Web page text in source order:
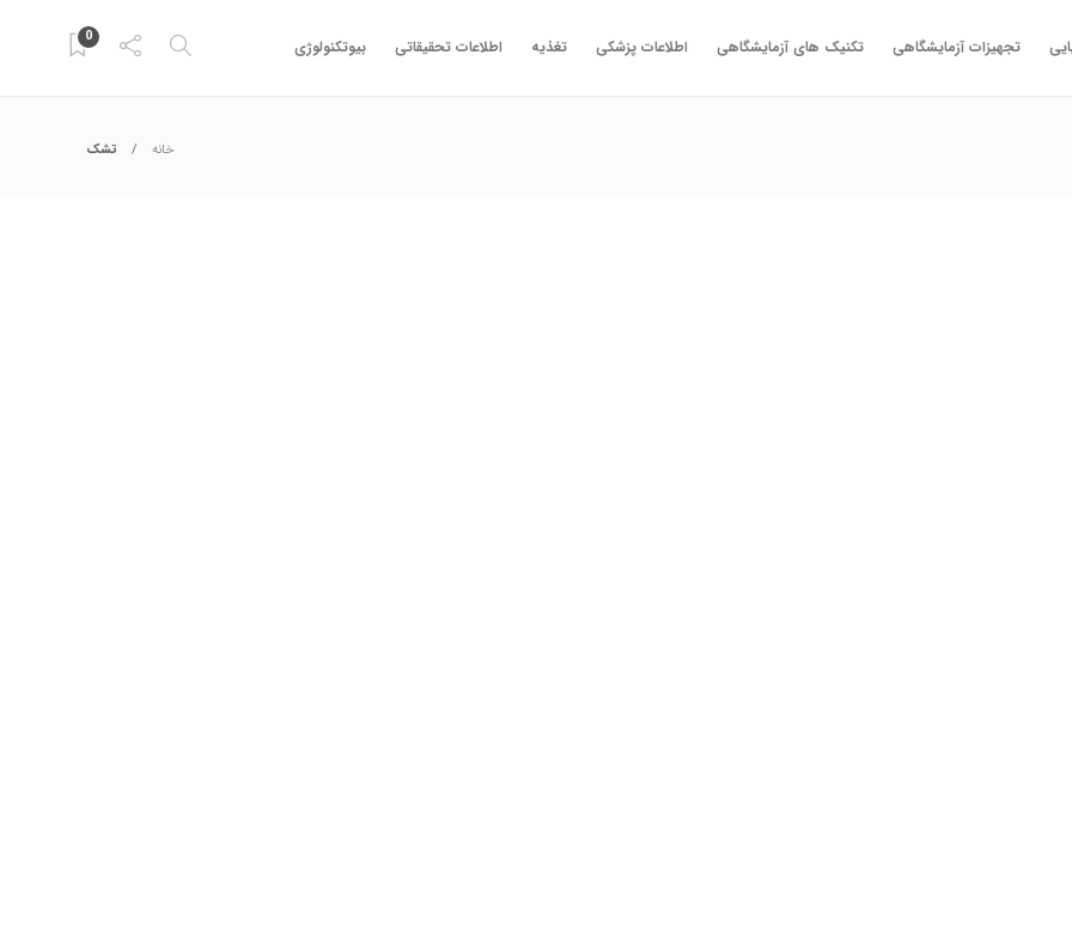
تجهیزات آزمایشگاهی تکنیک های آزمایشگاهی اطلاعات پزشکی تغذیه اطلاعات تحقیقاتی بیوتکنولوژی 0
خانه تشک